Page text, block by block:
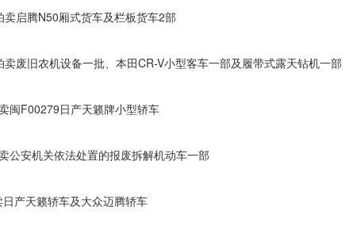
启腾N50厢式货车及栏板货车2部
废旧农机设备一批、本田CR-V小型客车一部及履带式露天钻机一部
闽F00279日产天籁牌小型轿车
公安机关依法处置的报废拆解机动车一部
产天籁轿车及大众迈腾轿车